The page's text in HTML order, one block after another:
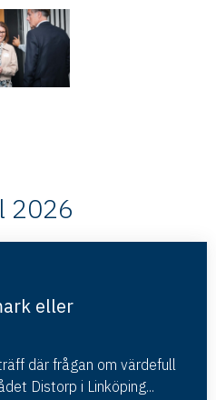
2026
eller
där frågan om värdefull
Distorp i Linköping...